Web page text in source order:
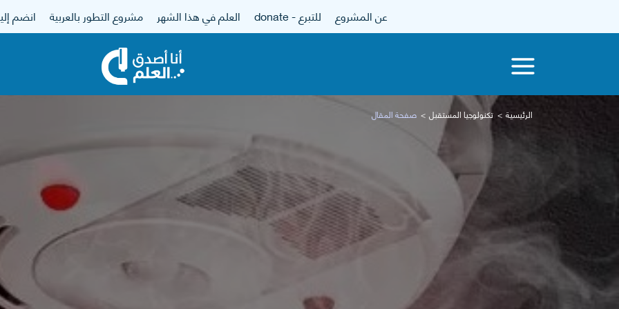
عن المشروع للتبرع - donate العلم في هذا الشهر مشروع التطور بالعربية انضم
الرئيسية تكنولوجيا المستقبل صفحة المقال